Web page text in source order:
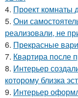
4. Проект комнаты
5. Они
реализовали, не
6. Прекрасные
7. Квартира после
8. Интерьер
которому близка
9. Интерьер